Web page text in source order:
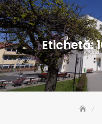
Etichetă: